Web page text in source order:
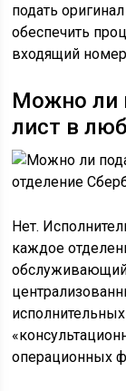
подать
обеспечить
входящий
Можно ли
лист в
Нет.
каждое
операционных